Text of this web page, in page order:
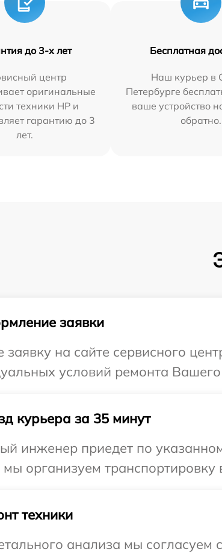
до 3-х лет
центр
оригинальные
техники HP и
гарантию до 3
лет.
Бесплатная
Наш курьер в
Петербурге
ваше устройство
обратно.
заявки
заявку на сайте сервисного
условий ремонта Вашего
курьера за 35 минут
инженер приедет по
организуем транспортировку
техники
анализа мы согласуем